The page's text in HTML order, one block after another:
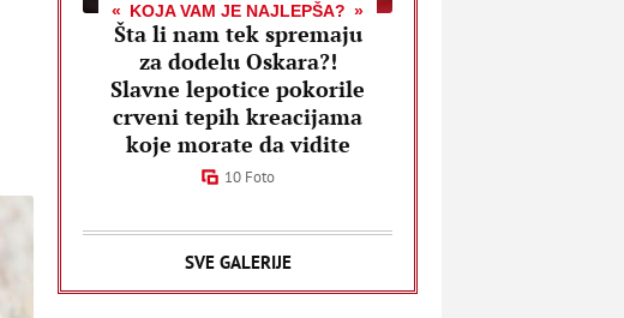
KOJA VAM JE NAJLEPŠA?
Šta li nam tek spremaju
za dodelu Oskara?!
Slavne lepotice pokorile
crveni tepih kreacijama
koje morate da vidite
10 Foto
SVE GALERIJE